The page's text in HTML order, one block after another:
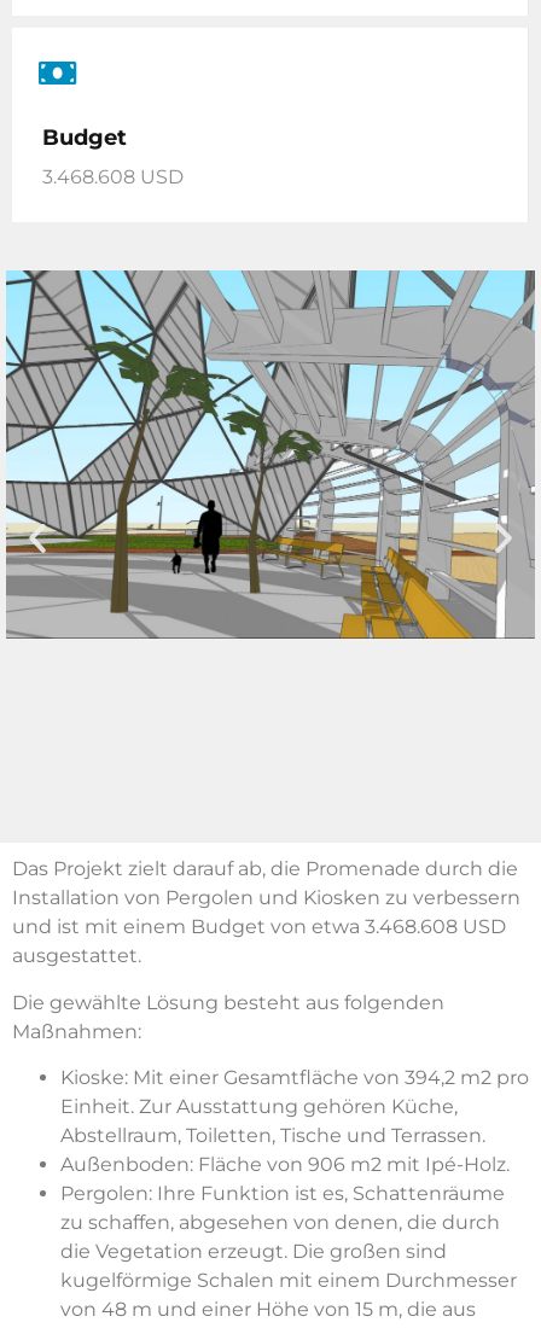
Budget
3.468.608 USD
Das Projekt zielt darauf ab, die Promenade durch die
Installation von Pergolen und Kiosken zu verbessern
und ist mit einem Budget von etwa 3.468.608 USD
ausgestattet.
Die gewählte Lösung besteht aus folgenden
Maßnahmen:
Kioske: Mit einer Gesamtfläche von 394,2 m2 pro
Einheit. Zur Ausstattung gehören Küche,
Abstellraum, Toiletten, Tische und Terrassen.
Außenboden: Fläche von 906 m2 mit Ipé-Holz.
Pergolen: Ihre Funktion ist es, Schattenräume
zu schaffen, abgesehen von denen, die durch
die Vegetation erzeugt. Die großen sind
kugelförmige Schalen mit einem Durchmesser
von 48 m und einer Höhe von 15 m, die aus